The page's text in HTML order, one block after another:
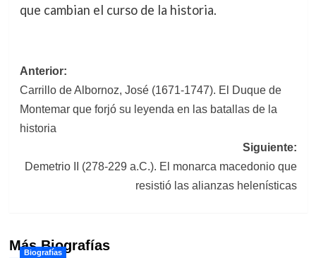
que cambian el curso de la historia.
Navegación
de
entradas
Anterior:
Carrillo de Albornoz, José (1671-1747). El Duque de
Montemar que forjó su leyenda en las batallas de la
historia
Siguiente:
Demetrio II (278-229 a.C.). El monarca macedonio que
resistió las alianzas helenísticas
Más Biografías
Biografías